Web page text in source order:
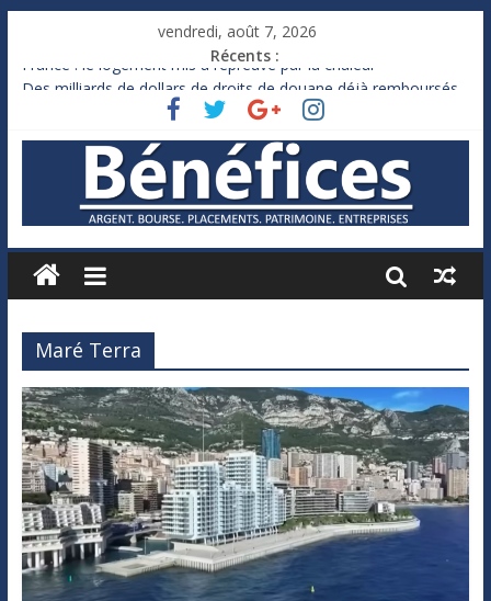
vendredi, août 7, 2026
Récents :
France : le logement mis à l’épreuve par la chaleur
Des milliards de dollars de droits de douane déjà remboursés
Royaume-Uni : Andy Burnham recule sur l’impôt
Xavier Niel, le milliardaire qui ne touche presque rien
Ruée des fortunes russes vers l’étranger
Maré Terra